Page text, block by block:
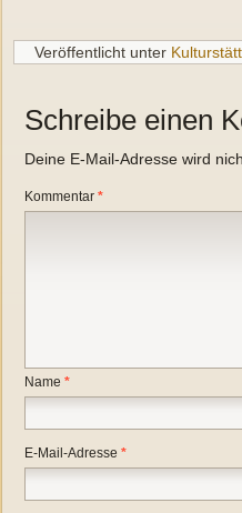
Veröffentlicht unter
Schreibe einen
Deine E-Mail-Adresse wird
Kommentar *
Name *
E-Mail-Adresse *